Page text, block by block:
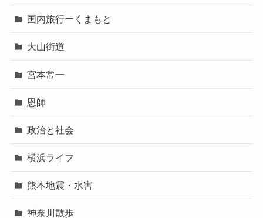
国内旅行ーくまもと
大山街道
宮本常一
恩師
政治と社会
横浜ライフ
熊本地震・水害
神奈川散歩